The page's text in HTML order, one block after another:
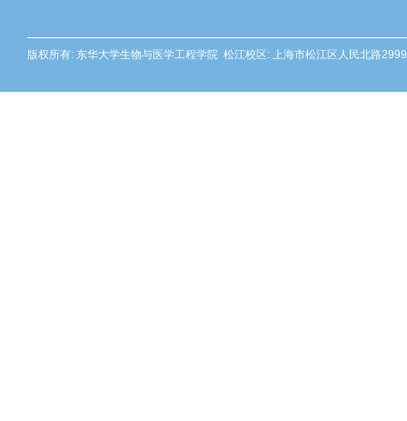
版权所有: 东华大学生物与医学工程学院 松江校区: 上海市松江区人民北路